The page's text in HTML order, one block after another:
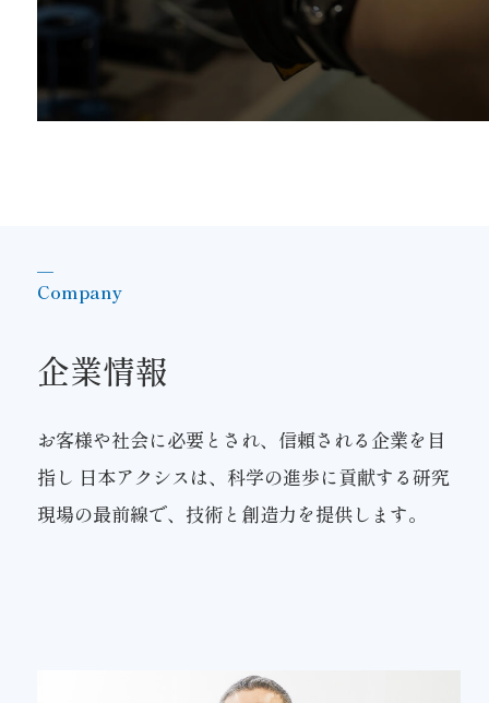
Company
企業情報
お客様や社会に必要とされ、信頼される企業を目
指し 日本アクシスは、科学の進歩に貢献する研究
現場の最前線で、技術と創造力を提供します。